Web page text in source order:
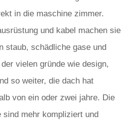
in die maschine zimmer.
und kabel machen sie
staub, schädliche gase und
vielen gründe wie design,
so weiter, die dach hat
von ein oder zwei jahre. Die
sind mehr kompliziert und